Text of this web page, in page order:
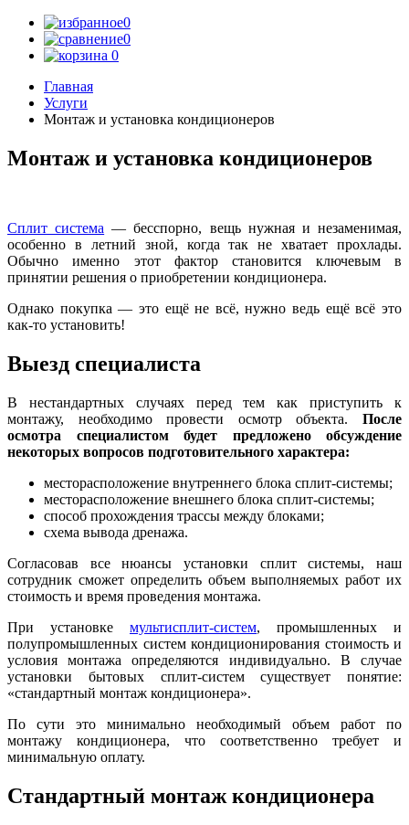
0
0
0
Главная
Услуги
Монтаж и установка кондиционеров
Монтаж и установка кондиционеров
Сплит система — бесспорно, вещь нужная и незаменимая,
особенно в летний зной, когда так не хватает прохлады.
Обычно именно этот фактор становится ключевым в
принятии решения о приобретении кондиционера.
Однако покупка — это ещё не всё, нужно ведь ещё всё это
как-то установить!
Выезд специалиста
В нестандартных случаях перед тем как приступить к
монтажу, необходимо провести осмотр объекта. После
осмотра специалистом будет предложено обсуждение
некоторых вопросов подготовительного характера:
месторасположение внутреннего блока сплит-системы;
месторасположение внешнего блока сплит-системы;
способ прохождения трассы между блоками;
схема вывода дренажа.
Согласовав все нюансы установки сплит системы, наш
сотрудник сможет определить объем выполняемых работ их
стоимость и время проведения монтажа.
При установке мультисплит-систем, промышленных и
полупромышленных систем кондиционирования стоимость и
условия монтажа определяются индивидуально. В случае
установки бытовых сплит-систем существует понятие:
«стандартный монтаж кондиционера».
По сути это минимально необходимый объем работ по
монтажу кондиционера, что соответственно требует и
минимальную оплату.
Стандартный монтаж кондиционера